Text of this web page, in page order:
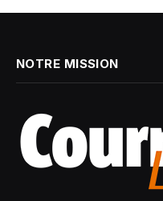
NOTRE MISSION